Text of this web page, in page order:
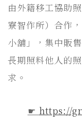
由外籍移工協助
寮智作所）合作
小舖」，集中販
長期照料他人的
求。
☛ https://